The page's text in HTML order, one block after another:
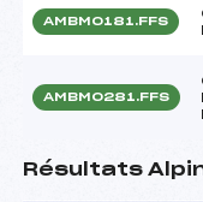
AMBM0181.FFS
AMBM0281.FFS
Résultats